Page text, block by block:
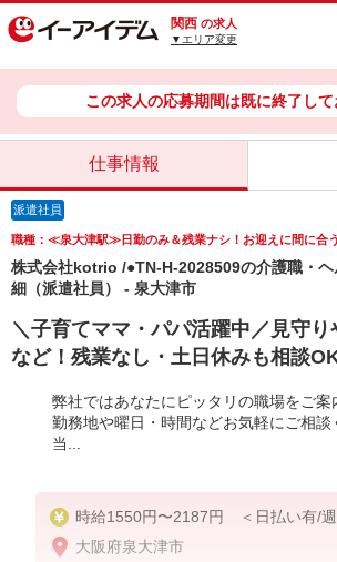
関西 の求人
▼エリア変更
この求人の応募期間は既に終了して
仕事情報
派遣社員
職種：≪泉大津駅≫日勤のみ＆残業ナシ！お迎えに間に合
株式会社kotrio /●TN-H-2028509の介護職・ヘ
細（派遣社員） - 泉大津市
＼子育てママ・パパ活躍中／見守
など！残業なし・土日休みも相談
弊社ではあなたにピッタリの職場をご案
勤務地や曜日・時間などお気軽にご相談
当...
時給1550円〜2187円 ＜日払い有/週
全支給(ガソリン代含む)＞
大阪府泉大津市